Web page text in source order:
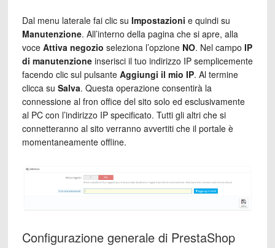
Dal menu laterale fai clic su Impostazioni e quindi su
Manutenzione. All’interno della pagina che si apre, alla
voceAttiva negozio seleziona l’opzione NO. Nel campo IP
di manutenzioneinserisci il tuo indirizzo IP semplicemente
facendo clic sul pulsante Aggiungi il mio IP. Al termine
clicca su Salva. Questa operazione consentirà la
connessione al fron office del sito solo ed esclusivamente
al PC con l’indirizzo IP specificato. Tutti gli altri che si
connetteranno al sito verranno avvertiti che il portale è
momentaneamente offline.
Configurazione generale di PrestaShop